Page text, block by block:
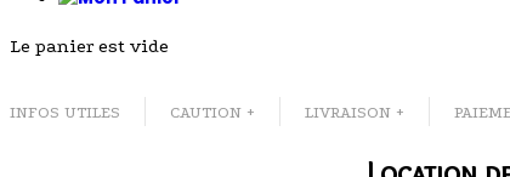
Le panier est vide
INFOS UTILES CAUTION + LIVRAISON +